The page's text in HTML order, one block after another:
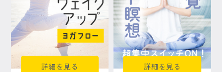
会員規約について
クラス参加にあたっての同意書
特定商取引にかかわる表示
詳細を見る 詳細を見る